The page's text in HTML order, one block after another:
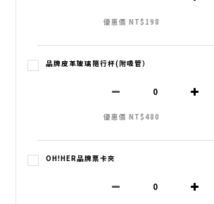
優惠價 NT$198
品牌皮革玻璃隨行杯(附吸管）
優惠價 NT$480
OH!HER品牌票卡夾